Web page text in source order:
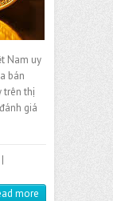
Nam uy
bán
trên thị
giá
|
more